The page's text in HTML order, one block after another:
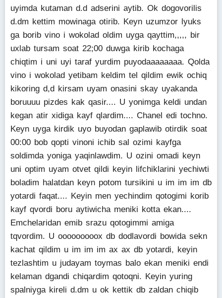
uyimda kutaman d.d adserini aytib. Ok dogovorilis
d.dm kettim mowinaga otirib. Keyn uzumzor lyuks
ga borib vino i wokolad oldim uyga qayttim,,,,, bir
uxlab tursam soat 22;00 duwga kirib kochaga
chiqtim i uni uyi taraf yurdim puyodaaaaaaaa. Qolda
vino i wokolad yetibam keldim tel qildim ewik ochiq
kikoring d,d kirsam uyam onasini skay uyakanda
boruuuu pizdes kak qasir.... U yonimga keldi undan
kegan atir xidiga kayf qlardim.... Chanel edi tochno.
Keyn uyga kirdik uyo buyodan gaplawib otirdik soat
00:00 bob qopti vinoni ichib sal ozimi kayfga
soldimda yoniga yaqinlawdim. U ozini omadi keyn
uni optim uyam otvet qildi keyin lifchiklarini yechiwti
boladim halatdan keyn potom tursikini u im im im db
yotardi faqat.... Keyin men yechindim qotogimi korib
kayf qvordi boru aytiwicha meniki kotta ekan....
Emchelaridan emib srazu qotogimmi amiga
tqvordim. U ooooooooox db dodlavordi bowida sekn
kachat qildim u im im im ax ax db yotardi, keyin
tezlashtim u judayam toymas balo ekan meniki endi
kelaman dgandi chiqardim qotoqni. Keyin yuring
spalniyga kireli d.dm u ok kettik db zaldan chiqib